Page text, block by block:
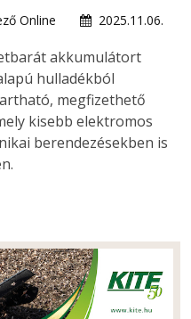
Online 2025.11.06.
akkumulátort
hulladékból
megfizethető
kisebb elektromos
berendezésekben is